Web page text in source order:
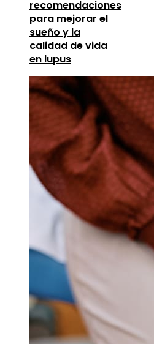
recomendaciones
para mejorar el
sueño y la
calidad de vida
en lupus